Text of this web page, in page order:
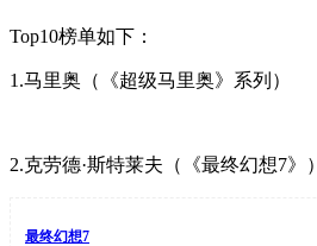
Top10榜单如下：
1.马里奥（《超级马里奥》系列）
2.克劳德·斯特莱夫（《最终幻想7》）
最终幻想7